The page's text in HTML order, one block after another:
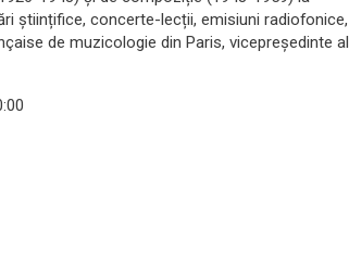
științifice, concerte-lecții, emisiuni radiofonice,
de muzicologie din Paris, vicepreședinte al